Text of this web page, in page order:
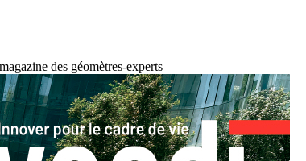
des géomètres-experts